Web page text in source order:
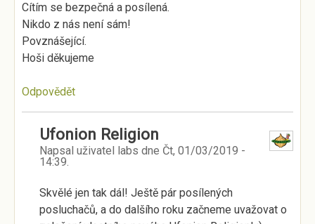
Cítím se bezpečná a posílená.
Nikdo z nás není sám!
Povznášející.
Hoši děkujeme
Odpovědět
Ufonion Religion
Napsal uživatel labs dne Čt, 01/03/2019 -
14:39.
Skvělé jen tak dál! Ještě pár posílených
posluchačů, a do dalšího roku začneme uvažovat o